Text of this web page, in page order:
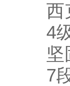
西
4
坚
7